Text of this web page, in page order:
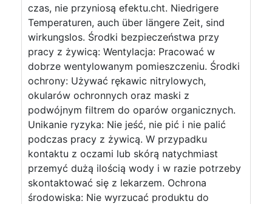
czas, nie przyniosą efektu.cht. Niedrigere
Temperaturen, auch über längere Zeit, sind
wirkungslos. Środki bezpieczeństwa przy
pracy z żywicą: Wentylacja: Pracować w
dobrze wentylowanym pomieszczeniu. Środki
ochrony: Używać rękawic nitrylowych,
okularów ochronnych oraz maski z
podwójnym filtrem do oparów organicznych.
Unikanie ryzyka: Nie jeść, nie pić i nie palić
podczas pracy z żywicą. W przypadku
kontaktu z oczami lub skórą natychmiast
przemyć dużą ilością wody i w razie potrzeby
skontaktować się z lekarzem. Ochrona
środowiska: Nie wyrzucać produktu do